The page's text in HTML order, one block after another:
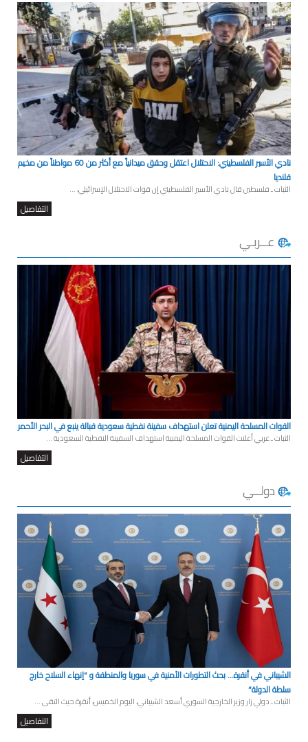
نادي الأسير الفلسطيني: الاحتلال اعتقل وحقق ميدانياً مع أكثر من 60 مواطناً من مخيم
قلنديا
الثبات ـ فلسطين قال نادي الأسير الفلسطيني إن قوات الاحتلال الإسرائيلي، ...
التفاصيل
عــربـي
القوات المسلحة اليمنية تعلن استهداف سفينة نفطية سعودية قبالة ينبع في البحر الأحمر
الثبات ـ عربي أعلنت القوات المسلحة اليمنية استهداف السفينة النفطية السعودية ...
التفاصيل
دولــي
الشيباني في أنقرة… بحث التطورات الأمنية في سوريا والمنطقة و “إنهاء السلاح خارج
سلطة الدولة”
الثبات ـ دولي زار وزير الخارجية السوري أسعد الشيباني، اليوم الخميس، أنقرة حيث التقى ...
التفاصيل